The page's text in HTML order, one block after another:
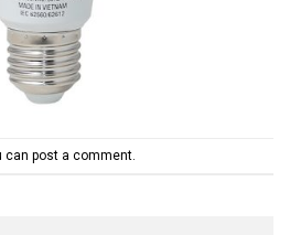
can post a comment.